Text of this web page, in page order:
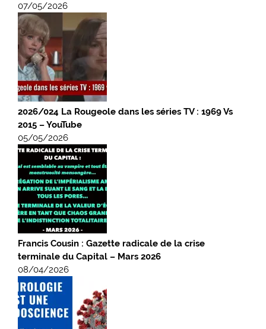
07/05/2026
2026/024 La Rougeole dans les séries TV : 1969 Vs
2015 – YouTube
05/05/2026
Francis Cousin : Gazette radicale de la crise
terminale du Capital – Mars 2026
08/04/2026